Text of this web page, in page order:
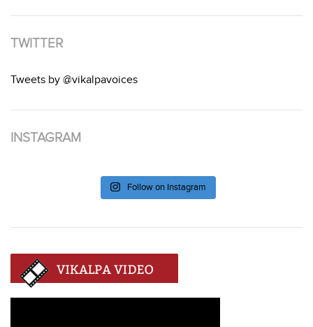
TWITTER
Tweets by @vikalpavoices
INSTAGRAM
Follow on Instagram